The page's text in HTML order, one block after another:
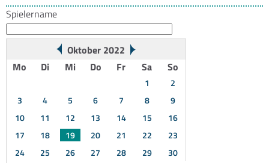
Spielername
Oktober 2022
Mo
Di Mi Do Fr Sa So
1
2
3
4 5 6 7 8
9
10
11 12 13 14 15
16
17
18 19 20 21 22
23
24
25 26 27 28 29
30